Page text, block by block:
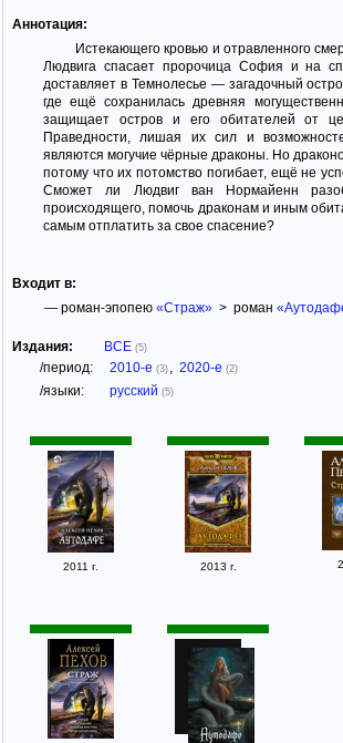
Аннотация:
Истекающего кровью и отравленного
Людвига спасает пророчица София и на
доставляет в Темнолесье — загадочный
где ещё сохранилась древняя
защищает остров и его обитателей от
Праведности, лишая их сил и
являются могучие чёрные драконы. Но
потому что их потомство погибает, ещё не
Сможет ли Людвиг ван Нормайенн
происходящего, помочь драконам и иным
самым отплатить за свое спасение?
Входит в:
— роман-эпопею «Страж»> роман
Издания: ВСЕ (5)
/период: 2010-е (3) 2020-е (2)
/языки: русский (5)
2011 г. 2013 г.